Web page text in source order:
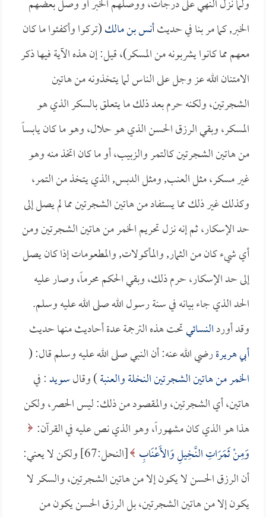
ولما نزل النهي على درجات، ووصلهم الخبر أو وصل بعضهم
الخبر, كما مر بنا في حديثأنس بن مالك(تركوا وأكفئوا ما كان
معهم مما كانوا يشربونه من المسكر)، قيل: إن هذه الآية فيها ذكر
الامتنان الله عز وجل على الناس لما يتخذونه من هاتين
الشجرتين، ولكنه حرم بعد ذلك ما يتعلق بالسكر الذي هو
المسكر، وبقي الرزق الحسن الذي هو حلال، وهو ما كان يابساً
من هاتين الشجرتين كالتمر والزبيب، أو ما كان اتخذ منه وهو
غير مسكر، مثل العنب, ومثل الدبس, الذي يتخذ من التمر،
وكذلك غير ذلك مما يستفاد من هاتين الشجرتين مما لم يصل إلى
حد الإسكار، ثم إنه نزل تحريم الخمر من هاتين الشجرتين ومن
أي شيء كان من الثمار, والمأكولات, والمطعومات إذا كان يصل
إلى حد الإسكار، حرم ذلك، وبقي الحكم محرماً، وصار عليه
الحد الذي جاء بيانه في سنة رسول الله صلى الله عليه وسلم.
وقد أوردالنسائيتحت هذه الترجمة عدة أحاديث منها حديث
أبي هريرةرضي الله عنه: أن النبي صلى الله عليه وسلم قال: (
الخمر من هاتين الشجرتين النخلة والعنبة) وقالسويد: في
هاتين، أي الشجرتين، والمقصود من ذلك: ليس الحصر، ولكن
هذا هو الذي كان مشهوراً، وهو الذي نص عليه في القرآن:
وَمِنْ ثَمَرَاتِ النَّخِيلِ وَالأَعْنَابِ
[النحل:67] ولكن لا يعني:
أن الرزق الحسن لا يكون إلا من هاتين الشجرتين، والسكر لا
يكون إلا من هاتين الشجرتين، بل الرزق الحسن يكون من